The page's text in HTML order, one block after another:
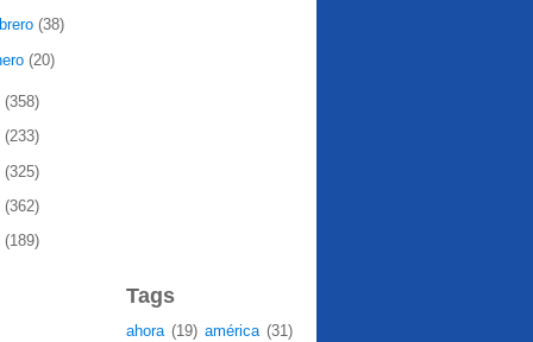
(38)
(20)
(358)
(233)
(325)
(362)
(189)
Tags
ahora (19) américa (31)